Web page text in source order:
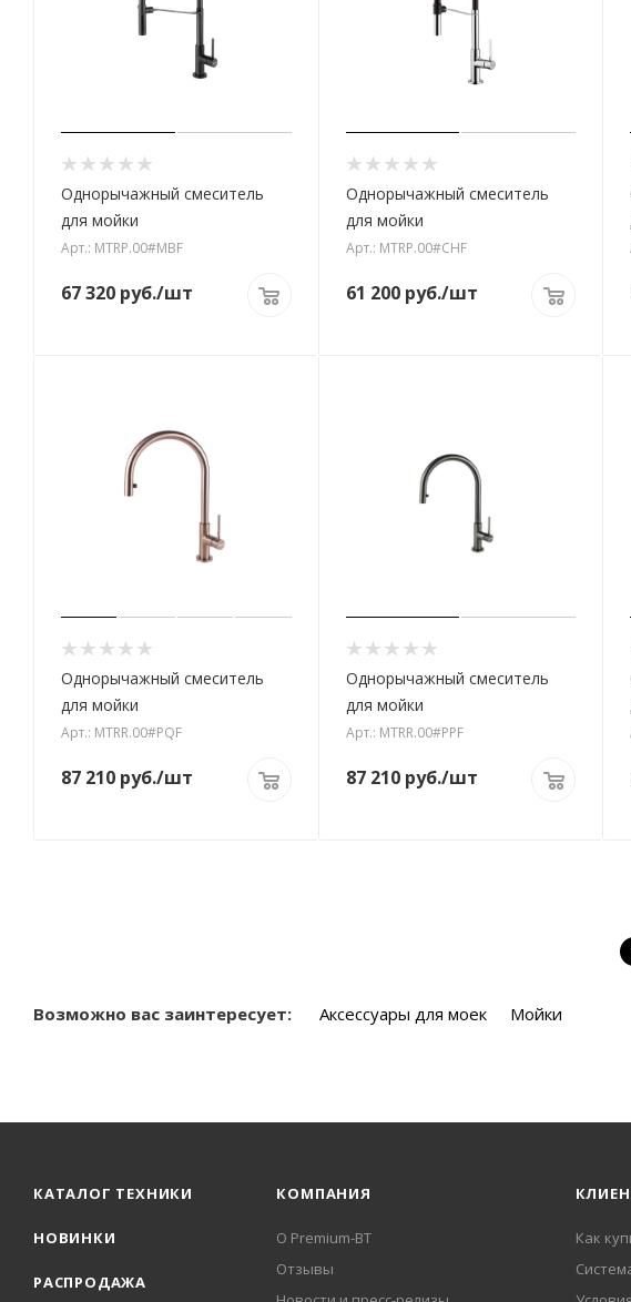
Однорычажный смеситель
для мойки
Арт.: MTRP.00#MBF
67 320 руб./шт
Однорычажный смеситель
для мойки
Арт.: MTRP.00#CHF
61 200руб./шт
Однорычажный смеситель
для мойки
Арт.: MTRR.00#PQF
87 210 руб./шт
Однорычажный смеситель
для мойки
Арт.: MTRR.00#PPF
87 210руб./шт
Возможно вас заинтересует: Аксессуары для моек Мойки
КАТАЛОГ ТЕХНИКИ
НОВИНКИ
РАСПРОДАЖА
КОМПАНИЯ
О Premium-BT
Отзывы
Как